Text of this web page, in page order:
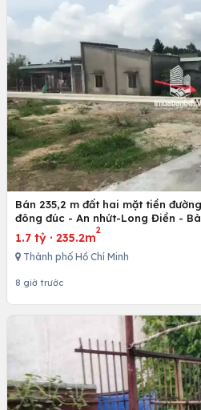
Bán 235,2 m đất hai mặt tiền
đông đúc - An nhứt-Long Điền -
1.7 tỷ · 235.2m
2
Thành phố Hồ Chí Minh
8 giờ trước